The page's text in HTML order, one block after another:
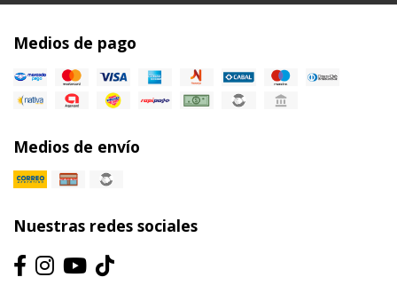
Medios de pago
Medios de envío
Nuestras redes sociales